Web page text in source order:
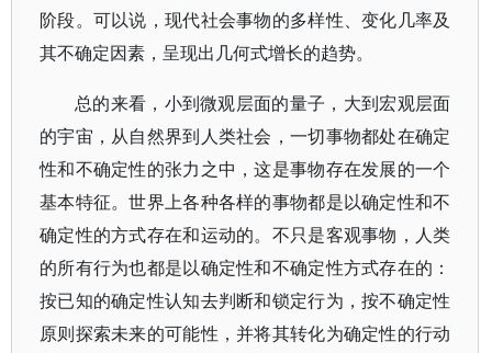
阶段。可以说，现代社会事物的多样性、变化几率及
其不确定因素，呈现出几何式增长的趋势。
总的来看，小到微观层面的量子，大到宏观层面
的宇宙，从自然界到人类社会，一切事物都处在确定
性和不确定性的张力之中，这是事物存在发展的一个
基本特征。世界上各种各样的事物都是以确定性和不
确定性的方式存在和运动的。不只是客观事物，人类
的所有行为也都是以确定性和不确定性方式存在的：
按已知的确定性认知去判断和锁定行为，按不确定性
原则探索未来的可能性，并将其转化为确定性的行动